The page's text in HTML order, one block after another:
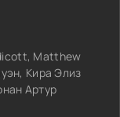
Matthew
Кира Элиз
Артур